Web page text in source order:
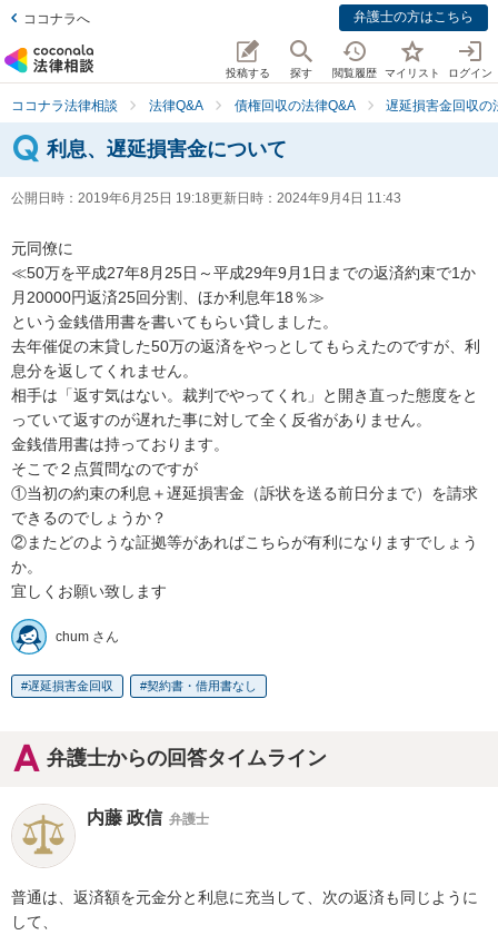
ココナラへ 弁護士の方はこちら
投稿する 探す 閲覧履歴 マイリスト ログイン
ココナラ法律相談 法律Q&A 債権回収の法律Q&A 遅延損害金回収の
利息、遅延損害金について
公開日時： 2019年6月25日 19:18更新日時： 2024年9月4日 11:43
元同僚に
≪50万を平成27年8月25日～平成29年9月1日までの返済約束で1か
月20000円返済25回分割、ほか利息年18％≫
という金銭借用書を書いてもらい貸しました。
去年催促の末貸した50万の返済をやっとしてもらえたのですが、利
息分を返してくれません。
相手は「返す気はない。裁判でやってくれ」と開き直った態度をと
っていて返すのが遅れた事に対して全く反省がありません。
金銭借用書は持っております。
そこで２点質問なのですが
①当初の約束の利息＋遅延損害金（訴状を送る前日分まで）を請求
できるのでしょうか？
②またどのような証拠等があればこちらが有利になりますでしょう
か。
宜しくお願い致します
chum さん
遅延損害金回収 契約書・借用書なし
弁護士からの回答タイムライン
内藤 政信 弁護士
普通は、返済額を元金分と利息に充当して、次の返済も同じように
して、